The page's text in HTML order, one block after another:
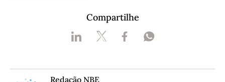
Compartilhe
Redação NBE